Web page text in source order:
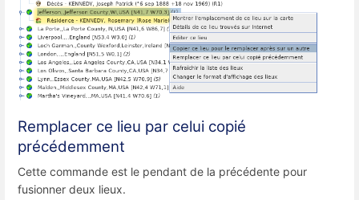
Remplacer ce lieu par celui copié
précédemment
Cette commande est le pendant de la précédente pour
fusionner deux lieux.